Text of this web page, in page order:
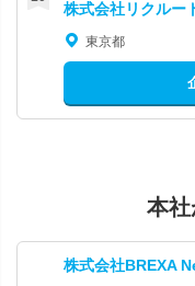
株式会社リクルー
東京都
本
株式会社BREXA